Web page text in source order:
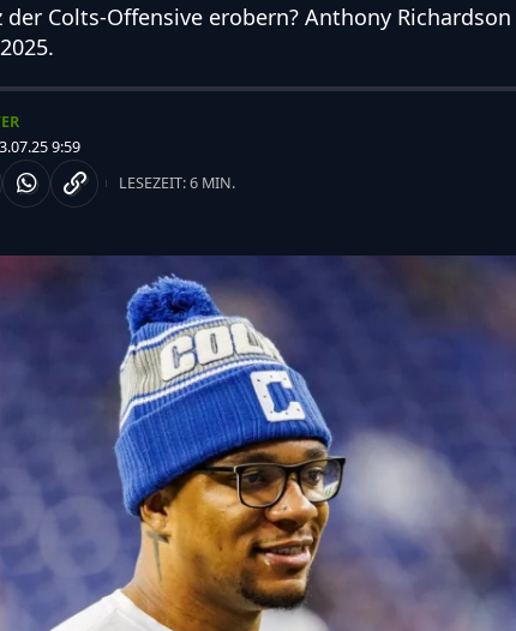
der Colts-Offensive erobern? Anthony
9:59
LESEZEIT: 6 MIN.